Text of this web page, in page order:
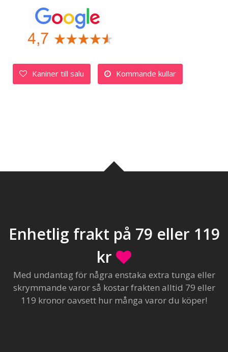
Kaniner till salu Kommande kullar
Enhetlig frakt på 79 eller 119
kr
Med undantag för några enstaka extra tunga eller
skrymmande varor så kostar frakten alltid 79 eller
119 kronor oavsett hur många varor du köper!